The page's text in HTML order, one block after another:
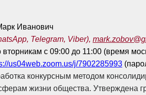
Иванович
Telegram, Viber),
вторникам с 09:00 до 11:00 (время
us04web.zoom.us/j/7902285993
конкурсным методом
жизни общества. Утверждена